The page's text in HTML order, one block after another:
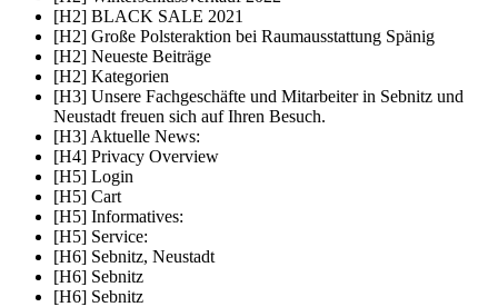
[H2] BLACK SALE 2021
[H2] Große Polsteraktion bei Raumausstattung Spänig
[H2] Neueste Beiträge
[H2] Kategorien
[H3] Unsere Fachgeschäfte und Mitarbeiter in Sebnitz und
Neustadt freuen sich auf Ihren Besuch.
[H3] Aktuelle News:
[H4] Privacy Overview
[H5] Login
[H5] Cart
[H5] Informatives:
[H5] Service:
[H6] Sebnitz, Neustadt
[H6] Sebnitz
[H6] Sebnitz